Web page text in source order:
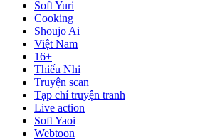
Soft Yuri
Cooking
Shoujo Ai
Việt Nam
16+
Thiếu Nhi
Truyện scan
Tạp chí truyện tranh
Live action
Soft Yaoi
Webtoon